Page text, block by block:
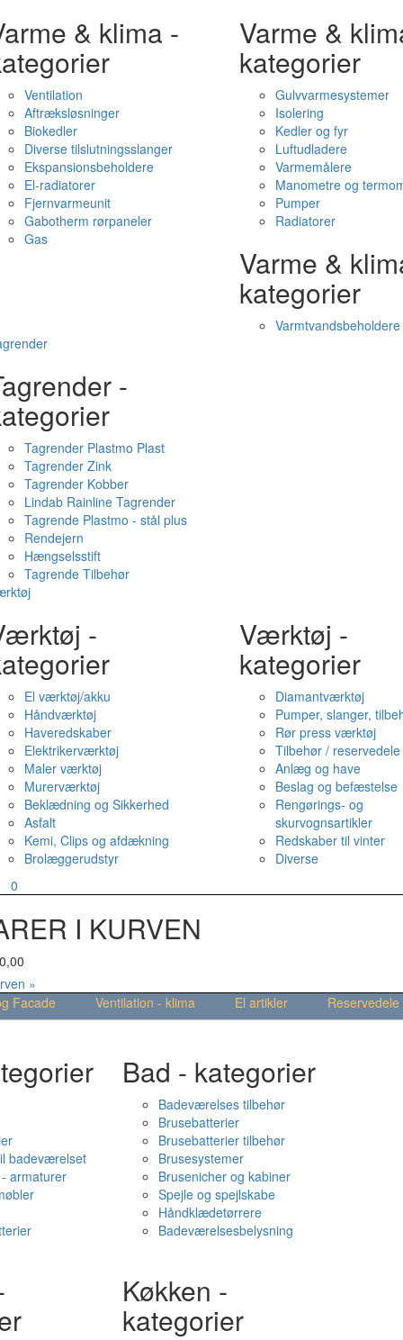
& klima -
Ventilation
Aftræksløsninger
Biokedler
Diverse tilslutningsslanger
Ekspansionsbeholdere
El-radiatorer
Fjernvarmeunit
Gabotherm rørpaneler
Gas
Varme &
kategorier
Gulvvarmesystemer
Isolering
Kedler og fyr
Luftudladere
Varmemålere
Manometre og
Pumper
Radiatorer
Varme &
kategorier
Varmtvandsbeholdere
-
Tagrender Plastmo Plast
Tagrender Zink
Tagrender Kobber
Lindab Rainline Tagrender
Tagrende Plastmo - stål plus
Rendejern
Hængselsstift
Tagrende Tilbehør
-
El værktøj/akku
Håndværktøj
Haveredskaber
Elektrikerværktøj
Maler værktøj
Murerværktøj
Beklædning og Sikkerhed
Asfalt
Kemi, Clips og afdækning
Brolæggerudstyr
Værktøj -
kategorier
Diamantværktøj
Pumper, slanger,
Rør press værktøj
Tilbehør / reservedele
Anlæg og have
Beslag og befæstelse
Rengørings- og
skurvognsartikler
Redskaber til vinter
Diverse
0
I KURVEN
0,00
»
Facade Ventilation - klima El artikler
Reservedele
badeværelset
armaturer
Bad - kategorier
Badeværelses tilbehør
Brusebatterier
Brusebatterier tilbehør
Brusesystemer
Brusenicher og kabiner
Spejle og spejlskabe
Håndklædetørrere
Badeværelsesbelysning
Køkken -
kategorier